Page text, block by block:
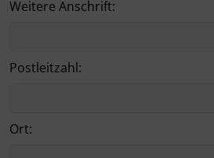
Weitere Anschrift:
Postleitzahl:
Ort: